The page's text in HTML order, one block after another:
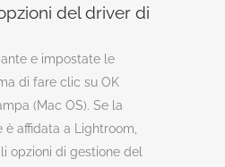
del driver di
e impostate le
di fare clic su OK
(Mac OS). Se la
affidata a Lightroom,
opzioni di gestione del